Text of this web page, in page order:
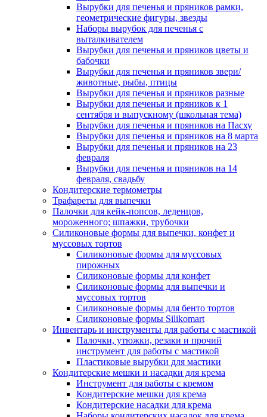
Вырубки для печенья и пряников рамки,
геометрические фигуры, звезды
Наборы вырубок для печенья с
выталкивателем
Вырубки для печенья и пряников цветы и
бабочки
Вырубки для печенья и пряников звери/
животные, рыбы, птицы
Вырубки для печенья и пряников разные
Вырубки для печенья и пряников к 1
сентября и выпускному (школьная тема)
Вырубки для печенья и пряников на Пасху
Вырубки для печенья и пряников на 8 марта
Вырубки для печенья и пряников на 23
февраля
Вырубки для печенья и пряников на 14
февраля, свадьбу
Кондитерские термометры
Трафареты для выпечки
Палочки для кейк-попсов, леденцов,
мороженного; шпажки, трубочки
Силиконовые формы для выпечки, конфет и
муссовых тортов
Силиконовые формы для муссовых
пирожных
Силиконовые формы для конфет
Силиконовые формы для выпечки и
муссовых тортов
Силиконовые формы для бенто тортов
Силиконовые формы Silikomart
Инвентарь и инструменты для работы с мастикой
Палочки, утюжки, резаки и прочий
инструмент для работы с мастикой
Пластиковые вырубки для мастики
Кондитерские мешки и насадки для крема
Инструмент для работы с кремом
Кондитерские мешки для крема
Кондитерские насадки для крема